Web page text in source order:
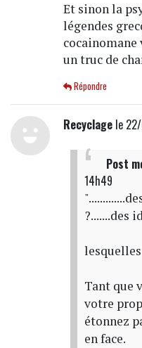
Et sinon la
légendes
cocainomane
un truc de
Répondre
Recyclagele 22/
Post
14h49
?.......des
Tant que
votre
étonnez
en face.